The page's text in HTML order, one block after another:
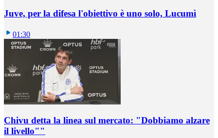
Juve, per la difesa l'obiettivo è uno solo, Lucumì
01:30
Chivu detta la linea sul mercato: "Dobbiamo alzare
il livello""